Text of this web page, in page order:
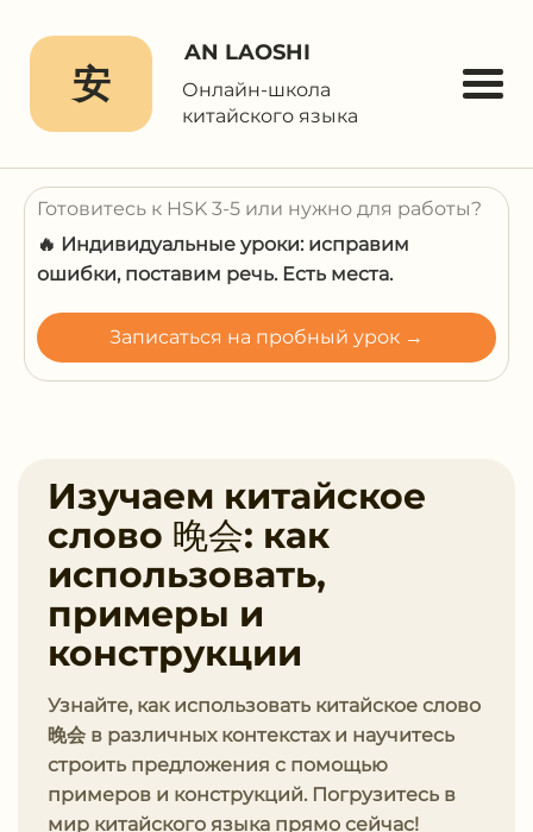
安
AN LAOSHI
Онлайн-школа
китайского языка
Готовитесь к HSK 3-5 или нужно для работы?
🔥 Индивидуальные уроки: исправим
ошибки, поставим речь. Есть места.
Записаться на пробный урок →
Изучаем китайское
слово 晚会: как
использовать,
примеры и
конструкции
Узнайте, как использовать китайское слово
晚会 в различных контекстах и научитесь
строить предложения с помощью
примеров и конструкций. Погрузитесь в
мир китайского языка прямо сейчас!